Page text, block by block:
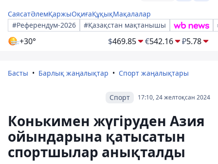
СаясатӘлемҚаржыОқиғаҚұқықМақалалар
#Референдум-2026
#Қазақстан мақтанышы
+30° $469.85 €542.16 ₽5.78
Басты Барлық жаңалықтар Спорт жаңалықтары
17:10, 24 желтоқсан 2024
Спорт
Конькимен жүгіруден Азия
ойындарына қатысатын
спортшылар анықталды